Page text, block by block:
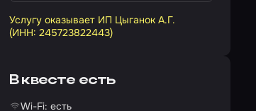
Услугу оказывает ИП Цыганок А.Г.
(ИНН: 245723822443)
В квесте есть
Wi-Fi: есть